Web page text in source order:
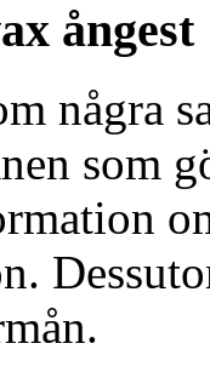
ångest
några
som